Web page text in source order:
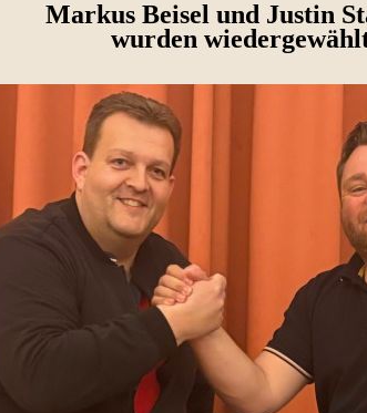
Markus Beisel und Justin
wurden